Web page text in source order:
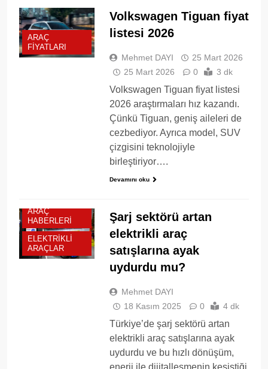
ARAÇ
FIYATLARI
Volkswagen Tiguan fiyat
listesi 2026
Mehmet DAYI
25 Mart 2026
25 Mart 2026
0 3 dk
Volkswagen Tiguan fiyat listesi
2026 araştırmaları hız kazandı.
Çünkü Tiguan, geniş aileleri de
cezbediyor. Ayrıca model, SUV
çizgisini teknolojiyle
birleştiriyor….
Devamını oku
ARAÇ
HABERLERI
ELEKTRIKLI
ARAÇLAR
Şarj sektörü artan
elektrikli araç
satışlarına ayak
uydurdu mu?
Mehmet DAYI
18 Kasım 2025
0 4 dk
Türkiye’de şarj sektörü artan
elektrikli araç satışlarına ayak
uydurdu ve bu hızlı dönüşüm,
enerji ile dijitalleşmenin kesiştiği